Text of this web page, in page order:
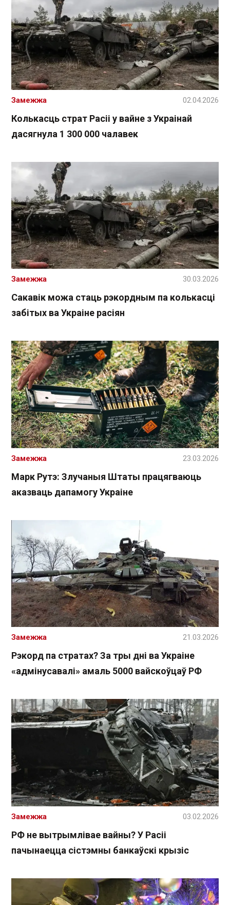
Колькасць страт Расіі у вайне з Украінай
дасягнула 1 300 000 чалавек
Замежжа 02.04.2026
Сакавік можа стаць рэкордным па колькасці
забітых ва Украіне расіян
Замежжа 30.03.2026
Марк Рутэ: Злучаныя Штаты працягваюць
аказваць дапамогу Украіне
Замежжа 23.03.2026
Рэкорд па стратах? За тры дні ва Украіне
«адмінусавалі» амаль 5000 вайскоўцаў РФ
Замежжа 21.03.2026
РФ не вытрымлівае вайны? У Расіі
пачынаецца сістэмны банкаўскі крызіс
Замежжа 03.02.2026